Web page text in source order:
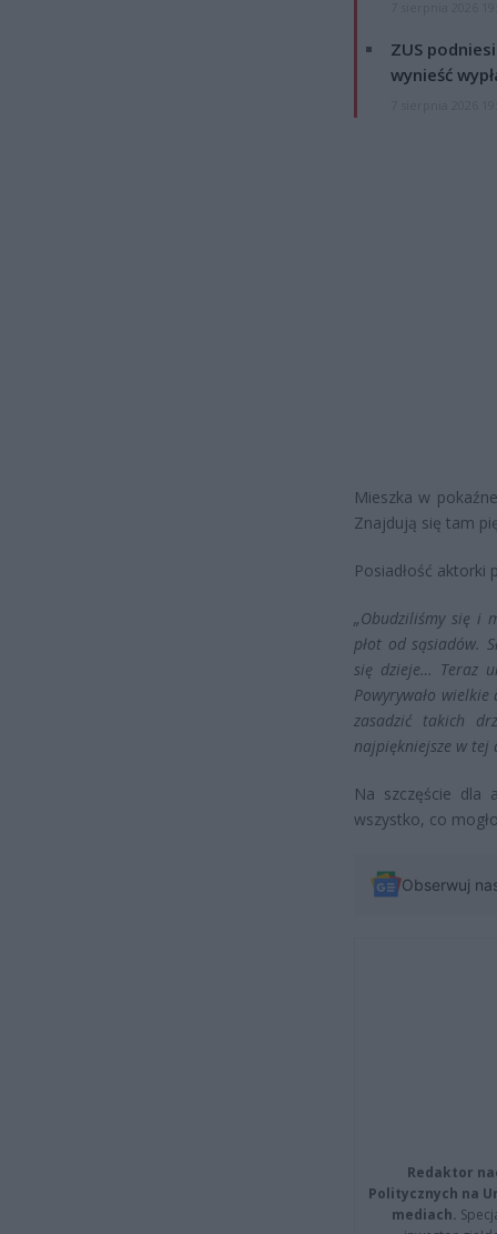
ZUS
wynieść
Mieszka w
Znajdują się tam
Posiadłość aktorki
„Obudziliśmy się i
płot od sąsiadów.
się dzieje… Teraz
Powyrywało
zasadzić takich
najpiękniejsze w tej
Na szczęście dla
wszystko, co
Obserwuj
Redaktor
Politycznych na
mediach.